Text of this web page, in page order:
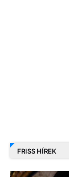
FRISS HÍREK